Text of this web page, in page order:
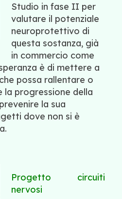
Studio in fase II per
valutare il potenziale
neuroprotettivo di
questa sostanza, già
in commercio come
è di mettere a
possa rallentare o
progressione della
la sua
dove non si è
Progetto circuiti
nervosi